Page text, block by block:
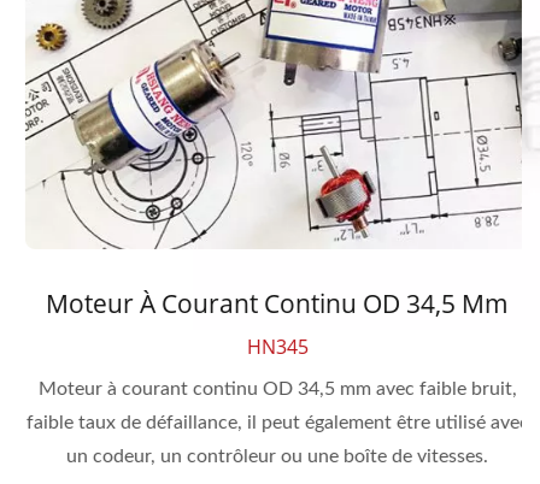
Moteur À Courant Continu OD 34,5 Mm
HN345
Moteur à courant continu OD 34,5 mm avec faible bruit,
faible taux de défaillance, il peut également être utilisé avec
un codeur, un contrôleur ou une boîte de vitesses.